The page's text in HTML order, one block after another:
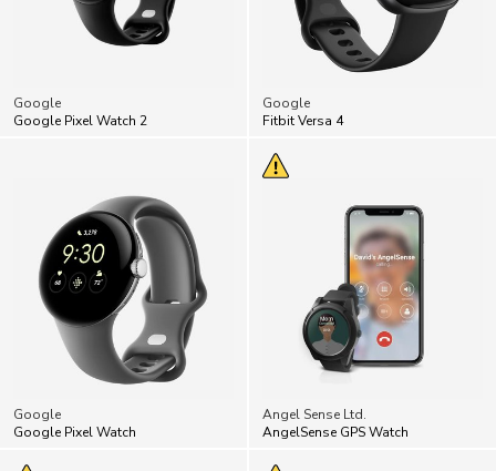
Google
Google Pixel Watch 2
Google
Fitbit Versa 4
Google
Google Pixel Watch
Angel Sense Ltd.
AngelSense GPS Watch